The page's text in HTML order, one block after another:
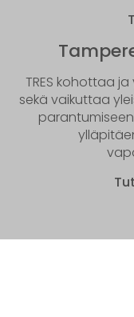
TRES kohottaa
sekä vaikuttaa